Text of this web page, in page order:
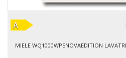
MIELE WQ1000WPSNOVAEDITION